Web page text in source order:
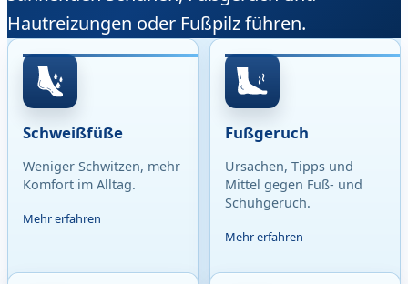
Hautreizungen oder Fußpilz führen.
Schweißfüße
Weniger Schwitzen, mehr
Komfort im Alltag.
Mehr erfahren
Fußgeruch
Ursachen, Tipps und
Mittel gegen Fuß- und
Schuhgeruch.
Mehr erfahren